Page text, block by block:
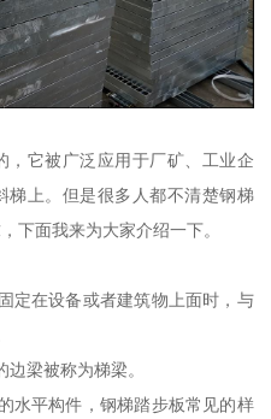
，它被广泛应用于厂矿、工业企
梯上。但是很多人都不清楚钢梯
下面我来为大家介绍一下。
定在设备或者建筑物上面时，与
梁被称为梯梁。
水平构件，钢梯踏步板常见的样